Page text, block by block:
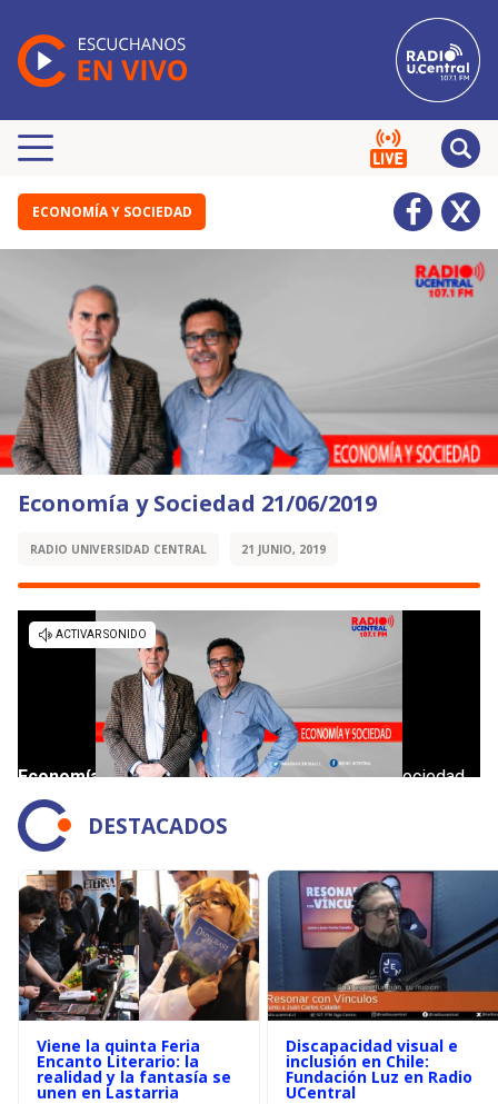
ECONOMÍA Y SOCIEDAD
Economía y Sociedad 21/06/2019
RADIO UNIVERSIDAD CENTRAL 21 JUNIO, 2019
DESTACADOS
Viene la quinta Feria
Encanto Literario: la
realidad y la fantasía se
unen en Lastarria
Discapacidad visual e
inclusión en Chile:
Fundación Luz en Radio
UCentral